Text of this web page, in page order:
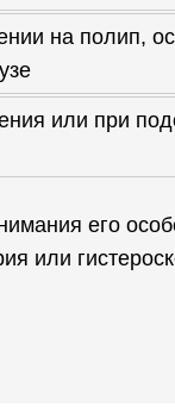
на полип,
или при
его
или